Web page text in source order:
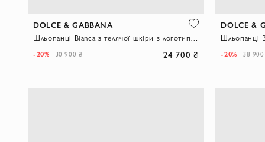
DOLCE & GABBANA
-20% 30 900 ₴ 24 700 ₴
DOLCE &
-20% 38